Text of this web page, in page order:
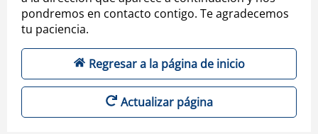
pondremos en contacto contigo. Te agradecemos
tu paciencia.
Regresar a la página de inicio
Actualizar página